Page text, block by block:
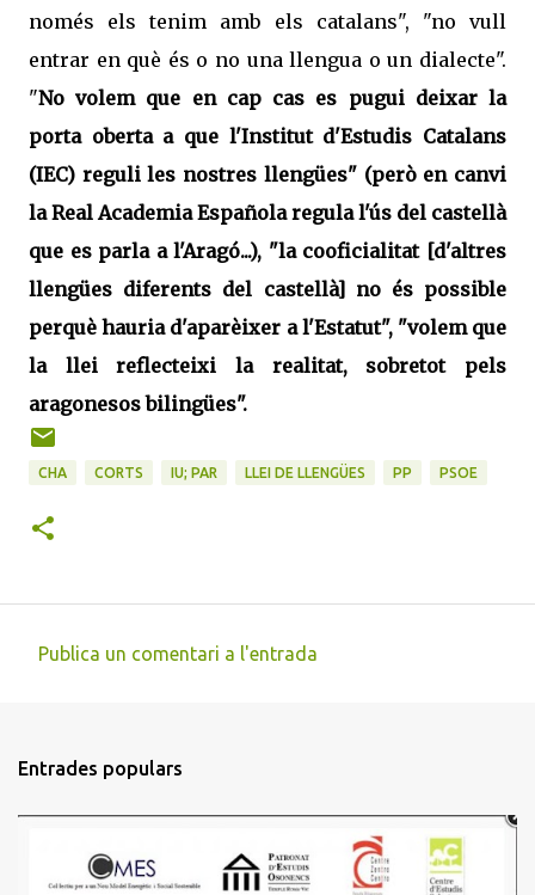
només els tenim amb els catalans", "no vull
entrar en què és o no una llengua o un dialecte".
"No volem que en cap cas es pugui deixar la
porta oberta a que l'Institut d'Estudis Catalans
(IEC) reguli les nostres llengües" (però en canvi
la Real Academia Española regula l'ús del castellà
que es parla a l'Aragó...), "la cooficialitat [d'altres
llengües diferents del castellà] no és possible
perquè hauria d'aparèixer a l'Estatut", "volem que
la llei reflecteixi la realitat, sobretot pels
aragonesos bilingües".
CHA CORTS IU; PAR LLEI DE LLENGÜES PP PSOE
e
n
a
Publica un comentari a l'entrada
Entrades populars